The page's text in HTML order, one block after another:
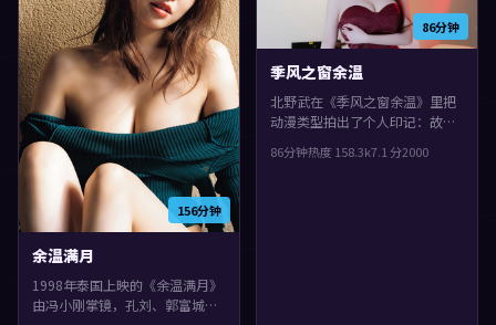
156分钟
余温满月
1998年泰国上映的《余温满月》
由冯小刚掌镜，孔刘、郭富城、
86分钟
季风之窗余温
北野武在《季风之窗余温》里把
动漫类型拍出了个人印记：故事
面。主演包括周冬雨、李秉宪、
86分钟热度 158.3k7.1分2000